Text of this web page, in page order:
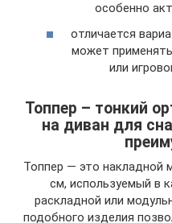
особенно
отличается
может
или
Топпер – тонкий
на диван для
Топпер — это накладной
см, используемый в
раскладной или
подобного изделия